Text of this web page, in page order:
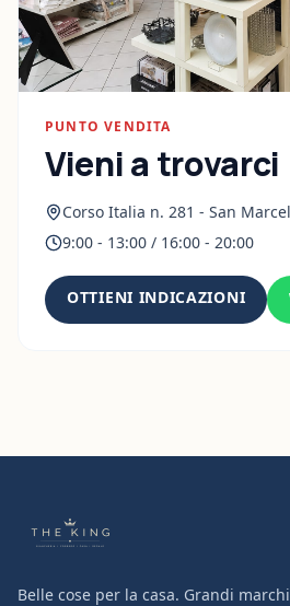
PUNTO VENDITA
Vieni a trovarci
Corso Italia n. 281 - San
9:00 - 13:00 / 16:00 - 20:00
OTTIENI INDICAZIONI
Belle cose per la casa. Grandi